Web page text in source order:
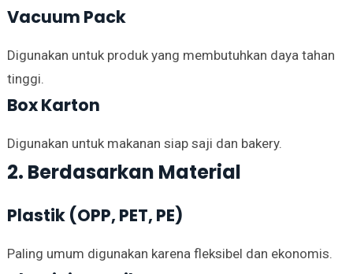
Vacuum Pack
Digunakan untuk produk yang membutuhkan daya tahan
tinggi.
Box Karton
Digunakan untuk makanan siap saji dan bakery.
2. Berdasarkan Material
Plastik (OPP, PET, PE)
Paling umum digunakan karena fleksibel dan ekonomis.